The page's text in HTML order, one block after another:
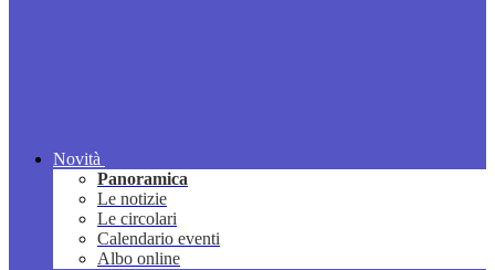
Novità
Panoramica
Le notizie
Le circolari
Calendario eventi
Albo online